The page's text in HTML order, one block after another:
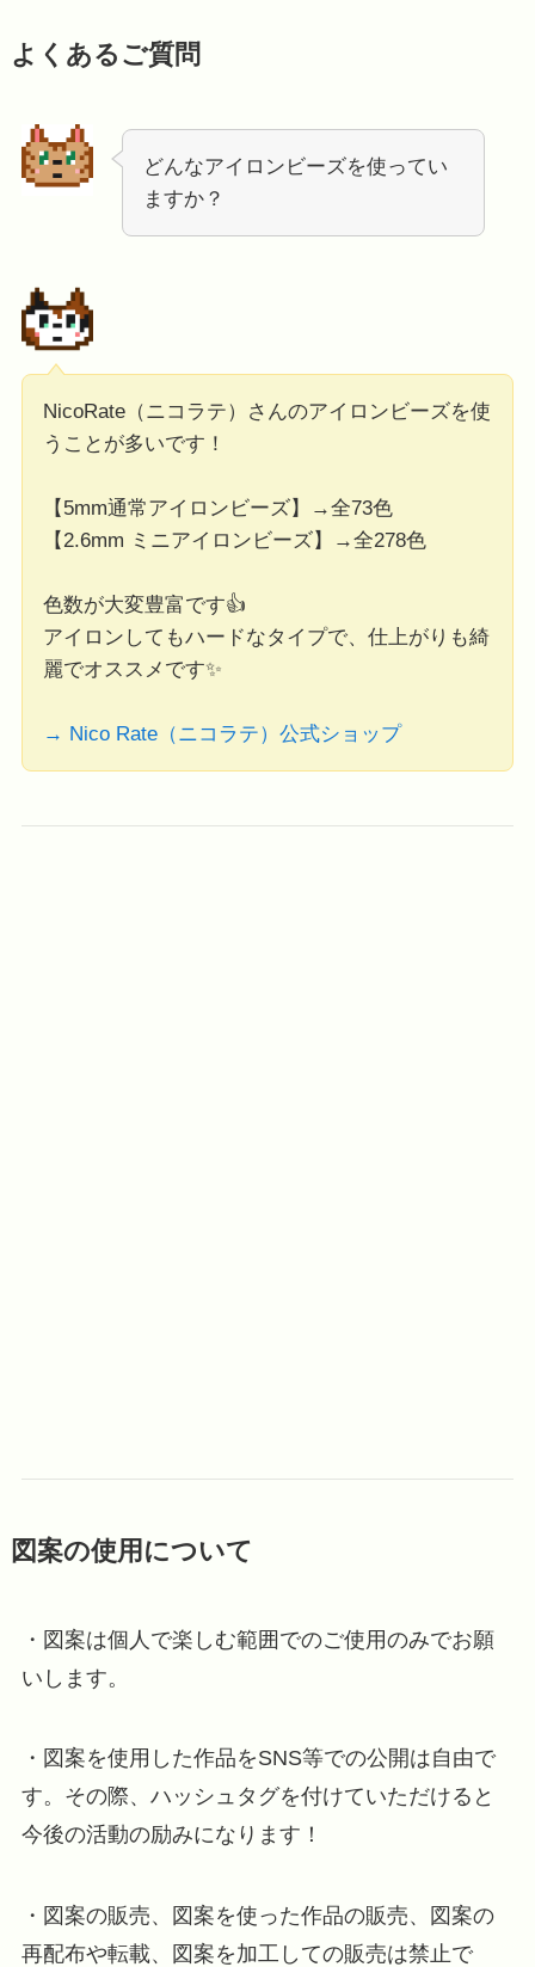
よくあるご質問
どんなアイロンビーズを使ってい
ますか？
NicoRate（ニコラテ）さんのアイロンビーズを使
うことが多いです！
【5mm通常アイロンビーズ】→全73色
【2.6mm ミニアイロンビーズ】→全278色
色数が大変豊富です👍
アイロンしてもハードなタイプで、仕上がりも綺
麗でオススメです✨
→ Nico Rate（ニコラテ）公式ショップ
図案の使用について
・図案は個人で楽しむ範囲でのご使用のみでお願
いします。
・図案を使用した作品をSNS等での公開は自由で
す。その際、ハッシュタグを付けていただけると
今後の活動の励みになります！
・図案の販売、図案を使った作品の販売、図案の
再配布や転載、図案を加工しての販売は禁止で